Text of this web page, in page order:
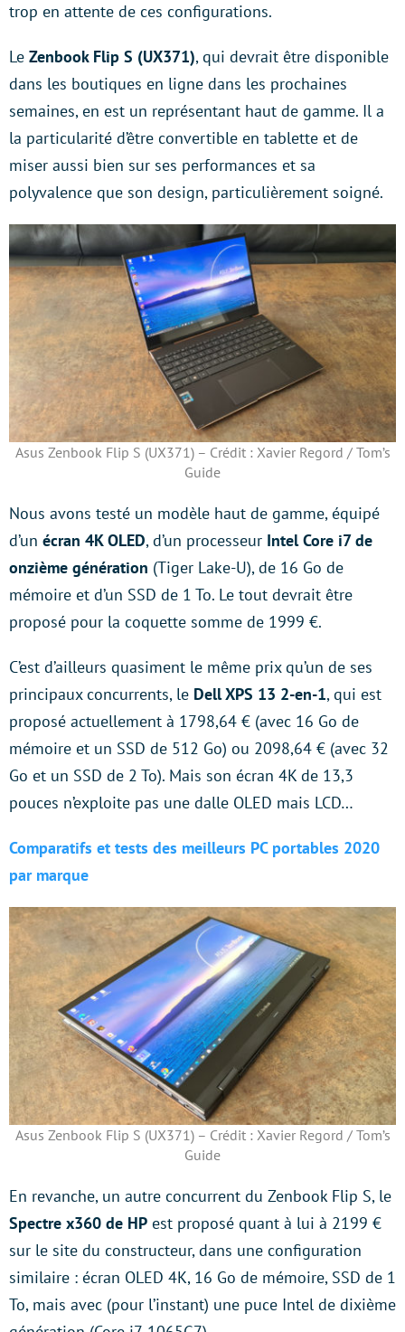
trop en attente de ces configurations.
Le Zenbook Flip S (UX371), qui devrait être disponible
dans les boutiques en ligne dans les prochaines
semaines, en est un représentant haut de gamme. Il a
la particularité d’être convertible en tablette et de
miser aussi bien sur ses performances et sa
polyvalence que son design, particulièrement soigné.
Asus Zenbook Flip S (UX371) – Crédit : Xavier Regord / Tom’s
Guide
Nous avons testé un modèle haut de gamme, équipé
d’un écran 4K OLED, d’un processeur Intel Core i7 de
onzième génération (Tiger Lake-U), de 16 Go de
mémoire et d’un SSD de 1 To. Le tout devrait être
proposé pour la coquette somme de 1999 €.
C’est d’ailleurs quasiment le même prix qu’un de ses
principaux concurrents, le Dell XPS 13 2-en-1, qui est
proposé actuellement à 1798,64 € (avec 16 Go de
mémoire et un SSD de 512 Go) ou 2098,64 € (avec 32
Go et un SSD de 2 To). Mais son écran 4K de 13,3
pouces n’exploite pas une dalle OLED mais LCD…
Comparatifs et tests des meilleurs PC portables 2020
par marque
Asus Zenbook Flip S (UX371) – Crédit : Xavier Regord / Tom’s
Guide
En revanche, un autre concurrent du Zenbook Flip S, le
Spectre x360 de HP est proposé quant à lui à 2199 €
sur le site du constructeur, dans une configuration
similaire : écran OLED 4K, 16 Go de mémoire, SSD de 1
To, mais avec (pour l’instant) une puce Intel de dixième